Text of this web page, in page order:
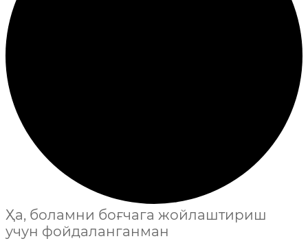
Ҳа, боламни боғчага жойлаштириш
учун фойдаланганман